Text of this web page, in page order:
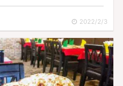
2022/2/3